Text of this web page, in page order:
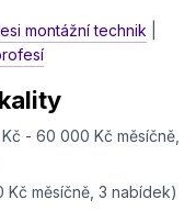
montážní technik
- 60 000 Kč měsíčně,
Kč měsíčně, 3 nabídek)